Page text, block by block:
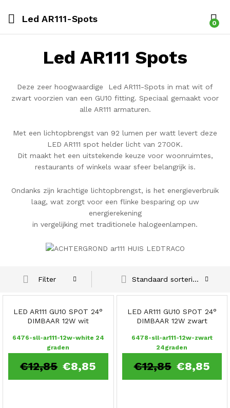
Led AR111-Spots 0
Led AR111 Spots
Deze zeer hoogwaardige Led AR111-Spots in mat wit of
zwart voorzien van een GU10 fitting. Speciaal gemaakt voor
alle AR111 armaturen.
Met een lichtopbrengst van 92 lumen per watt levert deze
LED AR111 spot helder licht van 2700K.
Dit maakt het een uitstekende keuze voor woonruimtes,
restaurants of winkels waar sfeer belangrijk is.
Ondanks zijn krachtige lichtopbrengst, is het energieverbruik
laag, wat zorgt voor een flinke besparing op uw
energierekening
in vergelijking met traditionele halogeenlampen.
Filter Standaard sortering
LED AR111 GU10 SPOT 24°
DIMBAAR 12W wit
6476-sll-ar111-12w-white 24
graden
€8,85
€12,85
LED AR111 GU10 SPOT 24°
DIMBAAR 12W zwart
6478-sll-ar111-12w-zwart
24graden
€8,85
€12,85